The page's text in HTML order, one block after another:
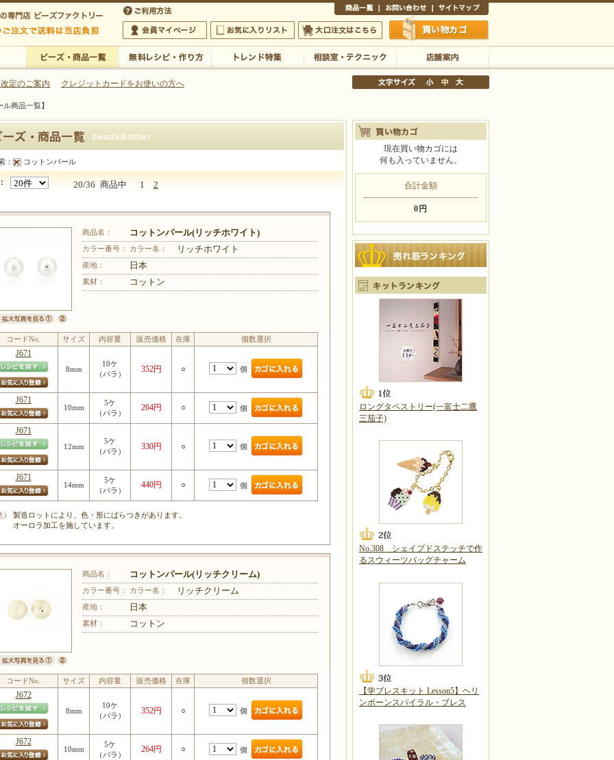
クセサリーの専門店
専門店 ビーズファクトリー 5,000円以上のご注文で送料は当店が負担いたします
5,000円以上のご注文で送料は当店が負担いたします
会員マイページ
お気に入りリスト 大口注文はこちら 買い物かご
店舗案内
定のご案内 クレジットカードをお使いの方へ
ル商品一覧】
一覧】
： コットンパール
20/36 商品中 1 2
商品名： コットンパール(リッチホワイト)
カラー番号： カラー名： リッチホワイト
産地： 日本
素材： コットン
コードNo. サイズ 内容量 販売価格 在庫 個数選択
J671
8mm
10ケ
（バラ）
352円 ○ 個
J671
10mm
5ケ
（バラ）
264円 ○ 個
J671
12mm
5ケ
（バラ）
330円 ○ 個
J671
14mm
5ケ
（バラ）
440円 ○ 個
製造ロットにより、色・形にばらつきがあります。
オーロラ加工を施しています。
商品名： コットンパール(リッチクリーム)
カラー番号： カラー名： リッチクリーム
産地： 日本
素材： コットン
コードNo. サイズ 内容量 販売価格 在庫 個数選択
J672
8mm
10ケ
（バラ）
352円 ○ 個
J672
10mm
5ケ
（バラ）
264円 ○ 個
現在買い物カゴには
何も入っていません。
合計金額
0円
ロングタペストリー(一富士二鷹
三茄子)
No.308 シェイプドステッチで作
るスウィーツバッグチャーム
【学ブレスキット Lesson5】ヘリ
ンボーンスパイラル・ブレス